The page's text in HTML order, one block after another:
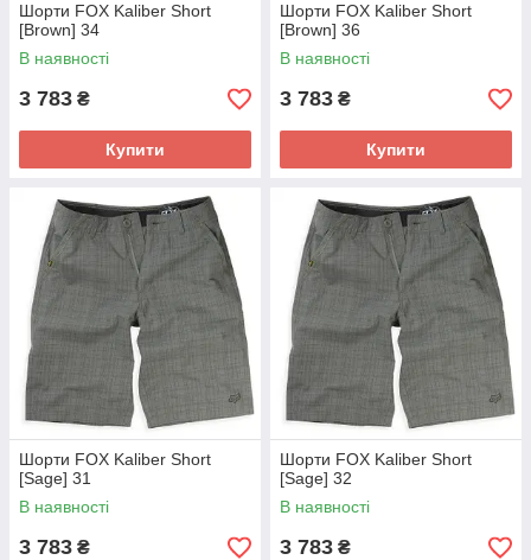
Шорти FOX Kaliber Short
[Brown] 34
В наявності
3 783 ₴
Купити
Шорти FOX Kaliber Short
[Brown] 36
В наявності
3 783 ₴
Купити
Шорти FOX Kaliber Short
[Sage] 31
В наявності
3 783 ₴
Шорти FOX Kaliber Short
[Sage] 32
В наявності
3 783 ₴